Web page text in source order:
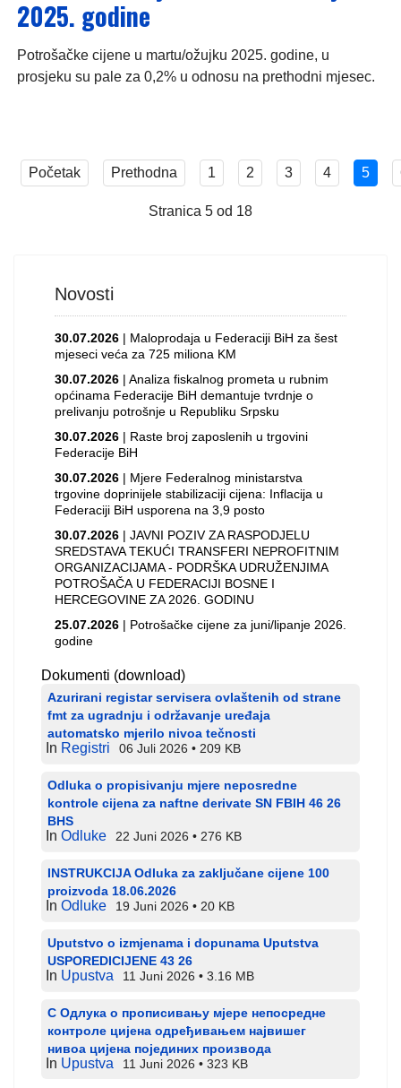
2025. godine
Potrošačke cijene u martu/ožujku 2025. godine, u
prosjeku su pale za 0,2% u odnosu na prethodni mjesec.
Početak Prethodna 1 2 3 4 5
Stranica 5 od 18
Novosti
30.07.2026 | Maloprodaja u Federaciji BiH za šest
mjeseci veća za 725 miliona KM
30.07.2026 | Analiza fiskalnog prometa u rubnim
općinama Federacije BiH demantuje tvrdnje o
prelivanju potrošnje u Republiku Srpsku
30.07.2026 | Raste broj zaposlenih u trgovini
Federacije BiH
30.07.2026 | Mjere Federalnog ministarstva
trgovine doprinijele stabilizaciji cijena: Inflacija u
Federaciji BiH usporena na 3,9 posto
30.07.2026 | JAVNI POZIV ZA RASPODJELU
SREDSTAVA TEKUĆI TRANSFERI NEPROFITNIM
ORGANIZACIJAMA - PODRŠKA UDRUŽENJIMA
POTROŠAČA U FEDERACIJI BOSNE I
HERCEGOVINE ZA 2026. GODINU
25.07.2026 | Potrošačke cijene za juni/lipanje 2026.
godine
Dokumenti (download)
Azurirani registar servisera ovlaštenih od strane
fmt za ugradnju i održavanje uređaja
automatsko mjerilo nivoa tečnosti
In Registri 06 Juli 2026 209 KB
Odluka o propisivanju mjere neposredne
kontrole cijena za naftne derivate SN FBIH 46 26
BHS
In Odluke 22 Juni 2026 276 KB
INSTRUKCIJA Odluka za zaključane cijene 100
proizvoda 18.06.2026
In Odluke 19 Juni 2026 20 KB
Uputstvo o izmjenama i dopunama Uputstva
USPOREDICIJENE 43 26
In Upustva 11 Juni 2026 3.16 MB
С Одлука о прописивању мјере непосредне
контроле цијена одређивањем највишег
нивоа цијена појединих производа
In Upustva 11 Juni 2026 323 KB